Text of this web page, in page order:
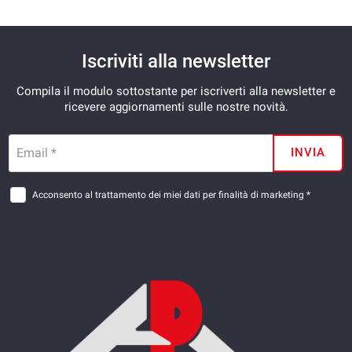
Iscriviti alla newsletter
Compila il modulo sottostante per iscriverti alla newsletter e
ricevere aggiornamenti sulle nostre novità.
Email * INVIA
Acconsento al trattamento dei miei dati per finalità di marketing *